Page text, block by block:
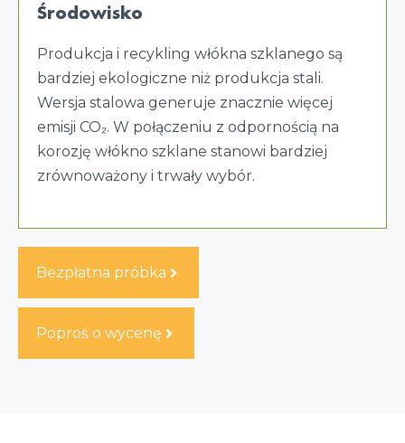
Środowisko
Produkcja i recykling włókna szklanego są
bardziej ekologiczne niż produkcja stali.
Wersja stalowa generuje znacznie więcej
emisji CO₂. W połączeniu z odpornością na
korozję włókno szklane stanowi bardziej
zrównoważony i trwały wybór.
Bezpłatna próbka
Poproś o wycenę